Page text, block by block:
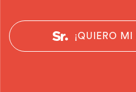
¡QUIERO